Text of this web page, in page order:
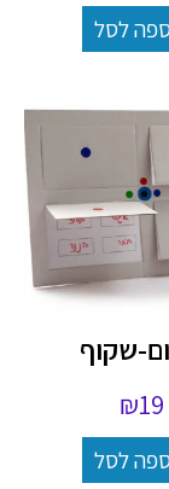
לסל
שקוף
₪19
לסל